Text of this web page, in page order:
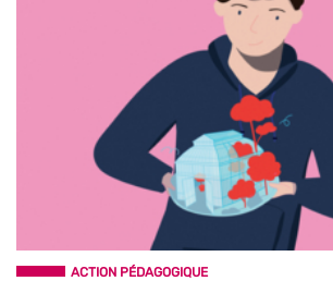
ACTION PÉDAGOGIQUE